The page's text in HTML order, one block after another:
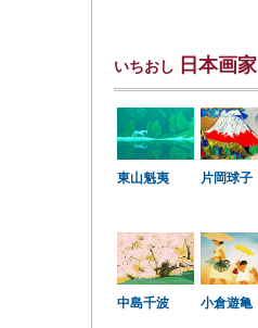
いちおし 日本画家
東山魁夷 片岡球子
中島千波 小倉遊亀